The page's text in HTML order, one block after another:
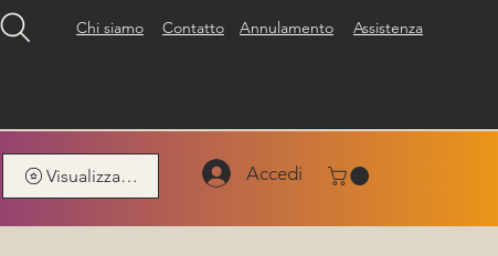
Chi siamo Contatto Annulamento Assistenza
Visualizza punti Accedi